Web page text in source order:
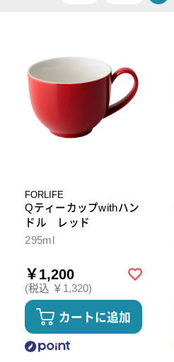
FORLIFE
Qティーカップwithハン
ドル レッド
295ml
￥1,200
(税込 ￥1,320)
カートに追加